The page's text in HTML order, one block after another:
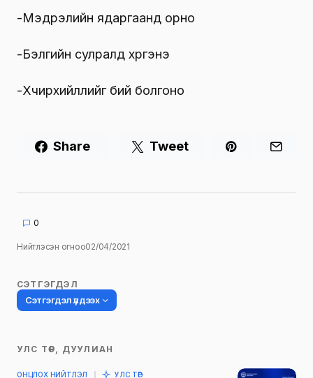
-Мэдрэлийн ядаргаанд орно
-Бэлгийн сулралд хүргэнэ
-Хүчирхийллийг бий болгоно
Share Tweet
0
Нийтлэсэн огноо02/04/2021
СЭТГЭГДЭЛ
Сэтгэгдэл үлдээх
Таны имэйл хаягийг нийтлэхгүй.
УЛС ТӨР, ДУУЛИАН
ОНЦЛОХ НИЙТЛЭЛ УЛС ТӨР